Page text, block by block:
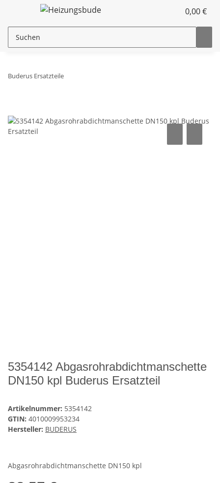
0,00 €
Buderus Ersatzteile
5354142 Abgasrohrabdichtmanschette
DN150 kpl Buderus Ersatzteil
Artikelnummer: 5354142
GTIN: 4010009953234
Hersteller: BUDERUS
Abgasrohrabdichtmanschette DN150 kpl